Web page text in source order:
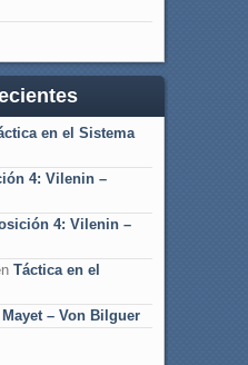
en el Sistema
4: Vilenin –
4: Vilenin –
Táctica en el
Mayet – Von Bilguer